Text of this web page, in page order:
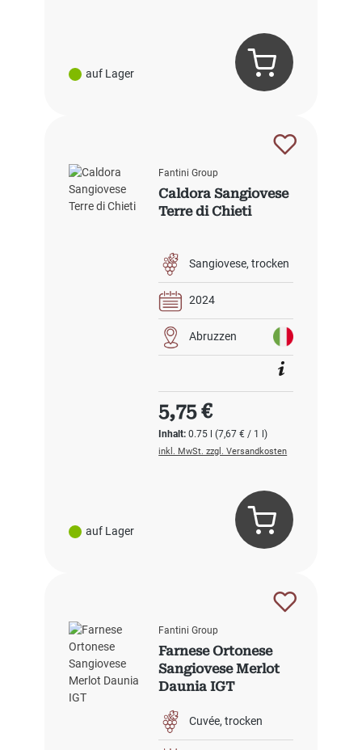
auf Lager
auf Lager
Fantini Group
Caldora Sangiovese
Terre di Chieti
Sangiovese trocken
2024
Abruzzen
Inhalt:0.75 l(7,67 € / 1 l)
Regulärer Preis:
5,75 €
inkl. MwSt. zzgl. Versandkosten
Fantini Group
Farnese Ortonese
Sangiovese Merlot
Daunia IGT
Cuvée trocken